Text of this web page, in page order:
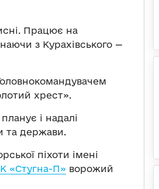
Працює на
з Курахівського —
хрест».
і надалі
та держави.
піхоти імені
«Стугна-П» ворожий